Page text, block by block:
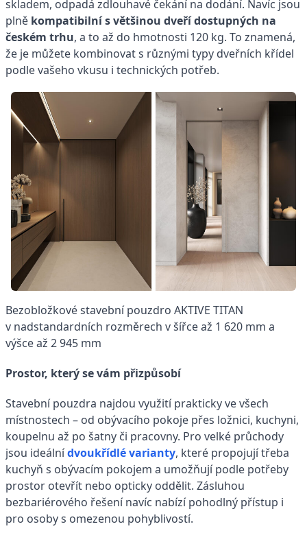
skladem, odpadá zdlouhavé čekání na dodání. Navíc jsou
plně kompatibilní s většinou dveří dostupných na
českém trhu, a to až do hmotnosti 120 kg. To znamená,
že je můžete kombinovat s různými typy dveřních křídel
podle vašeho vkusu i technických potřeb.
Bezobložkové stavební pouzdro AKTIVE TITAN
v nadstandardních rozměrech v šířce až 1 620 mm a
výšce až 2 945 mm
Prostor, který se vám přizpůsobí
Stavební pouzdra najdou využití prakticky ve všech
místnostech – od obývacího pokoje přes ložnici, kuchyni,
koupelnu až po šatny či pracovny. Pro velké průchody
jsou ideálnídvoukřídlé varianty, které propojují třeba
kuchyň s obývacím pokojem a umožňují podle potřeby
prostor otevřít nebo opticky oddělit. Zásluhou
bezbariérového řešení navíc nabízí pohodlný přístup i
pro osoby s omezenou pohyblivostí.